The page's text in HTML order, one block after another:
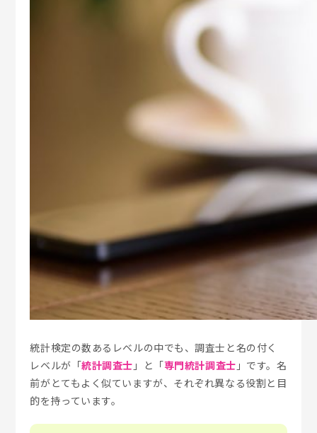
統計検定の数あるレベルの中でも、調査士と名の付く
レベルが「統計調査士 」と「専門統計調査士 」です。名
前がとてもよく似ていますが、それぞれ異なる役割と目
的を持っています。